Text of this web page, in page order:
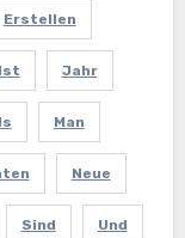
Erstellen
Ist Jahr
Man
Neue
Sind Und